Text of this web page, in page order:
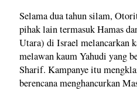
Selama dua tahun silam,
pihak lain termasuk Hamas
Utara) di Israel melancarkan
melawan kaum Yahudi yang
Sharif. Kampanye itu
berencana menghancurkan